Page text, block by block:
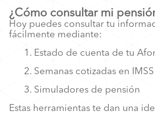
¿Cómo consultar mi
Hoy puedes consultar tu
fácilmente mediante:
1. Estado de cuenta de tu
2. Semanas cotizadas en IMSS
3. Simuladores de pensión
Estas herramientas te dan una